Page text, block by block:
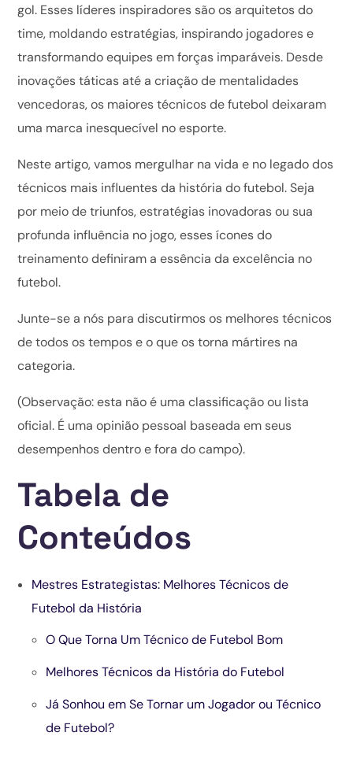
gol. Esses líderes inspiradores são os arquitetos do
time, moldando estratégias, inspirando jogadores e
transformando equipes em forças imparáveis. Desde
inovações táticas até a criação de mentalidades
vencedoras, os maiores técnicos de futebol deixaram
uma marca inesquecível no esporte.
Neste artigo, vamos mergulhar na vida e no legado dos
técnicos mais influentes da história do futebol. Seja
por meio de triunfos, estratégias inovadoras ou sua
profunda influência no jogo, esses ícones do
treinamento definiram a essência da excelência no
futebol.
Junte-se a nós para discutirmos os melhores técnicos
de todos os tempos e o que os torna mártires na
categoria.
(Observação: esta não é uma classificação ou lista
oficial. É uma opinião pessoal baseada em seus
desempenhos dentro e fora do campo).
Tabela de
Conteúdos
Mestres Estrategistas: Melhores Técnicos de
Futebol da História
O Que Torna Um Técnico de Futebol Bom
Melhores Técnicos da História do Futebol
Já Sonhou em Se Tornar um Jogador ou Técnico
de Futebol?